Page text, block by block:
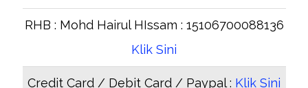
RHB : Mohd Hairul HIssam : 15106700088136
Klik Sini
Credit Card / Debit Card / Paypal : Klik Sini